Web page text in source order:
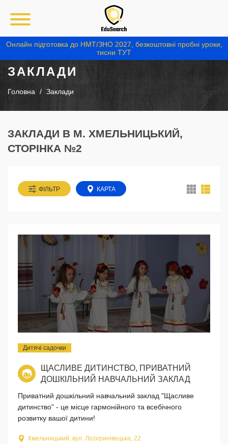
Онлайн підготовка до НМТ/ЗНО 2027, безкоштовні пробні уроки,
тисни ТУТ
ЗАКЛАДИ
Головна Заклади
ЗАКЛАДИ В М. ХМЕЛЬНИЦЬКИЙ,
СТОРІНКА №2
ФІЛЬТР КАРТА
Дитячі садочки
ЩАСЛИВЕ ДИТИНСТВО, ПРИВАТНИЙ
ДОШКІЛЬНИЙ НАВЧАЛЬНИЙ ЗАКЛАД
Приватний дошкільний навчальний заклад "Щасливе
дитинство" - це місце гармонійного та всебічного
розвитку вашої дитини!
Хмельницький, вул. Лісогринівецька, 22